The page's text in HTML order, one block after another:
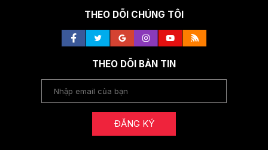
THEO DÕI CHÚNG TÔI
THEO DÕI BẢN TIN
ĐĂNG KÝ